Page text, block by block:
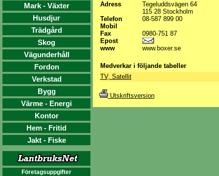
Mark - Växter
Husdjur
Trädgård
Skog
Vägunderhåll
Fordon
Verkstad
Bygg
Värme - Energi
Kontor
Hem - Fritid
Jakt - Fiske
Företagsuppgifter
Adress
Tegeluddsvägen 64
115 28 Stockholm
Telefon
08-587 899 00
Mobil
Fax
0980-751 87
Epost
www
www.boxer.se
Medverkar i följande tabeller
TV, Satellit
Utskriftsversion